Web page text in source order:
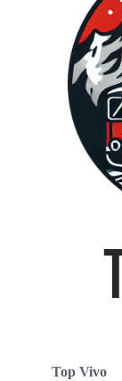
Top Vivo